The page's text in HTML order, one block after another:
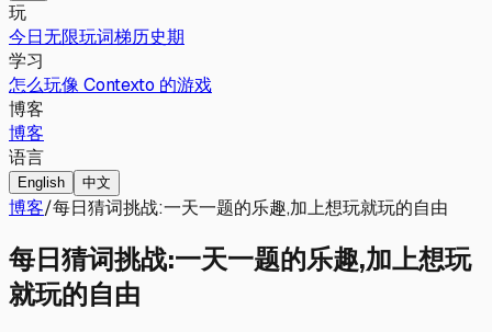
玩
今日无限玩词梯历史期
学习
怎么玩像 Contexto 的游戏
博客
博客
语言
English 中文
博客/每日猜词挑战:一天一题的乐趣,加上想玩就玩的自由
每日猜词挑战:一天一题的乐趣,加上想玩
就玩的自由